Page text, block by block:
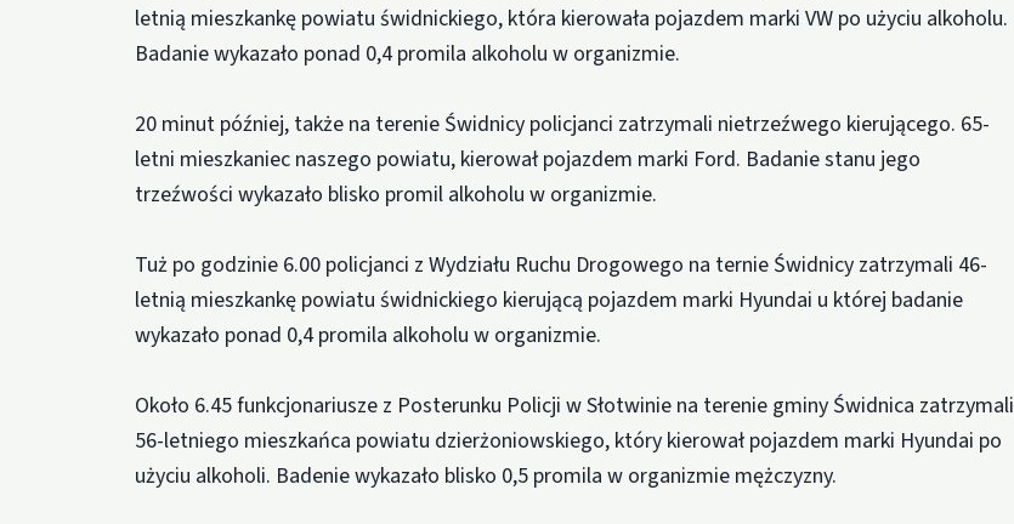
letnią mieszkankę powiatu świdnickiego, która kierowała pojazdem marki VW po użyciu alkoholu.
Badanie wykazało ponad 0,4 promila alkoholu w organizmie.
20 minut później, także na terenie Świdnicy policjanci zatrzymali nietrzeźwego kierującego. 65-
letni mieszkaniec naszego powiatu, kierował pojazdem marki Ford. Badanie stanu jego
trzeźwości wykazało blisko promil alkoholu w organizmie.
Tuż po godzinie 6.00 policjanci z Wydziału Ruchu Drogowego na ternie Świdnicy zatrzymali 46-
letnią mieszkankę powiatu świdnickiego kierującą pojazdem marki Hyundai u której badanie
wykazało ponad 0,4 promila alkoholu w organizmie.
Około 6.45 funkcjonariusze z Posterunku Policji w Słotwinie na terenie gminy Świdnica zatrzymali
56-letniego mieszkańca powiatu dzierżoniowskiego, który kierował pojazdem marki Hyundai po
użyciu alkoholi. Badenie wykazało blisko 0,5 promila w organizmie mężczyzny.